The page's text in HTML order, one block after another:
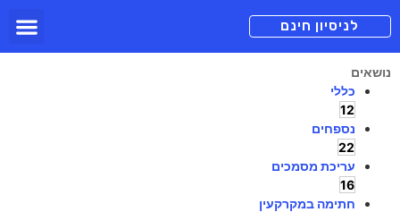
לניסיון חינם
נושאים
כללי
12
נספחים
22
עריכת מסמכים
16
חתימה במקרקעין